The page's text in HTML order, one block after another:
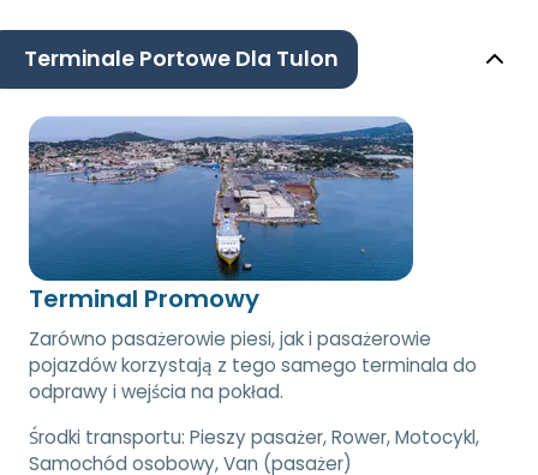
Terminale Portowe Dla Tulon
Terminal Promowy
Zarówno pasażerowie piesi, jak i pasażerowie
pojazdów korzystają z tego samego terminala do
odprawy i wejścia na pokład.
Środki transportu: Pieszy pasażer, Rower, Motocykl,
Samochód osobowy, Van (pasażer)